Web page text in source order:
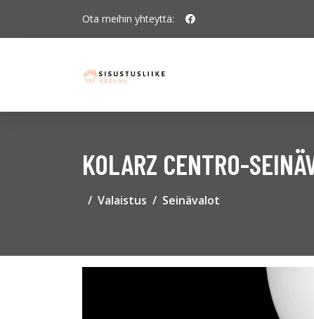
Ota meihin yhteyttä:
KOLARZ CENTRO-
Valaistus Seinävalot